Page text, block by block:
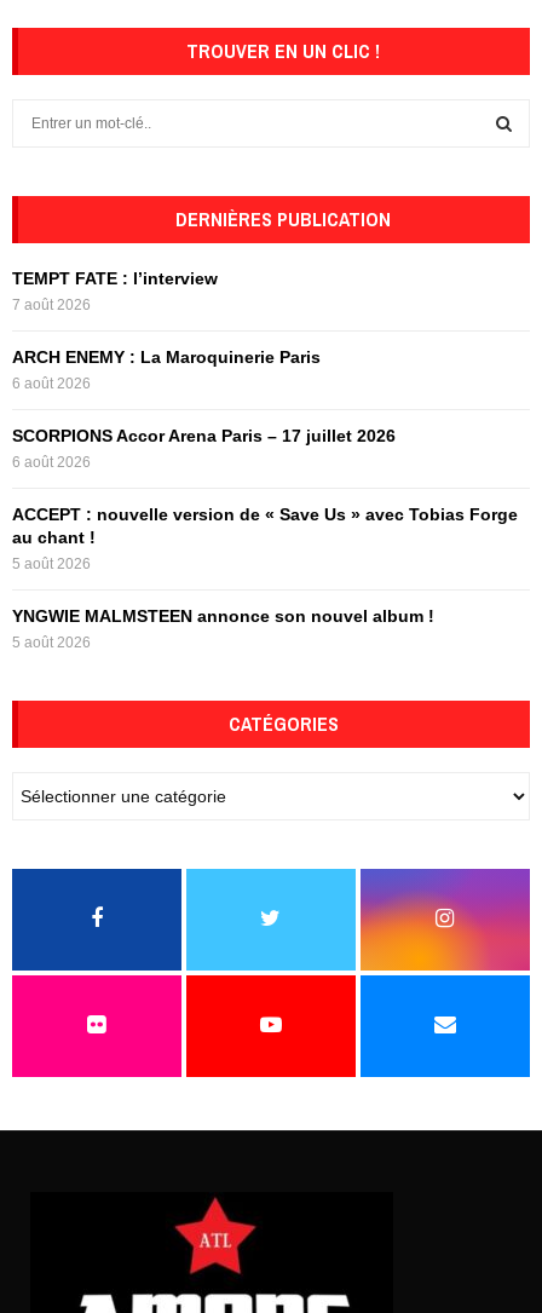
TROUVER EN UN CLIC !
o
r
DERNIÈRES PUBLICATION
TEMPT FATE : l’interview
7 août 2026
ARCH ENEMY : La Maroquinerie Paris
6 août 2026
SCORPIONS Accor Arena Paris – 17 juillet 2026
6 août 2026
ACCEPT : nouvelle version de « Save Us » avec Tobias Forge
au chant !
5 août 2026
YNGWIE MALMSTEEN annonce son nouvel album !
5 août 2026
CATÉGORIES